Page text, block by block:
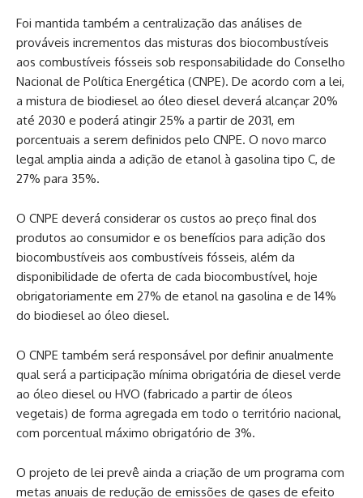
Foi mantida também a centralização das análises de
prováveis incrementos das misturas dos biocombustíveis
aos combustíveis fósseis sob responsabilidade do Conselho
Nacional de Política Energética (CNPE). De acordo com a lei,
a mistura de biodiesel ao óleo diesel deverá alcançar 20%
até 2030 e poderá atingir 25% a partir de 2031, em
porcentuais a serem definidos pelo CNPE. O novo marco
legal amplia ainda a adição de etanol à gasolina tipo C, de
27% para 35%.
O CNPE deverá considerar os custos ao preço final dos
produtos ao consumidor e os benefícios para adição dos
biocombustíveis aos combustíveis fósseis, além da
disponibilidade de oferta de cada biocombustível, hoje
obrigatoriamente em 27% de etanol na gasolina e de 14%
do biodiesel ao óleo diesel.
O CNPE também será responsável por definir anualmente
qual será a participação mínima obrigatória de diesel verde
ao óleo diesel ou HVO (fabricado a partir de óleos
vegetais) de forma agregada em todo o território nacional,
com porcentual máximo obrigatório de 3%.
O projeto de lei prevê ainda a criação de um programa com
metas anuais de redução de emissões de gases de efeito